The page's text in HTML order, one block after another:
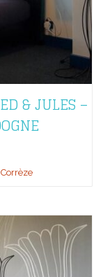
& JULES –